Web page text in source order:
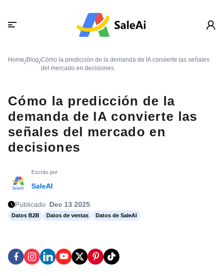
Home/Blog/Cómo la predicción de la demanda de IA convierte las señales
del mercado en decisiones
Cómo la predicción de la
demanda de IA convierte las
señales del mercado en
decisiones
Escrito por
SaleAI
Publicado Dec 13 2025
Datos B2B Datos de ventas Datos de SaleAI